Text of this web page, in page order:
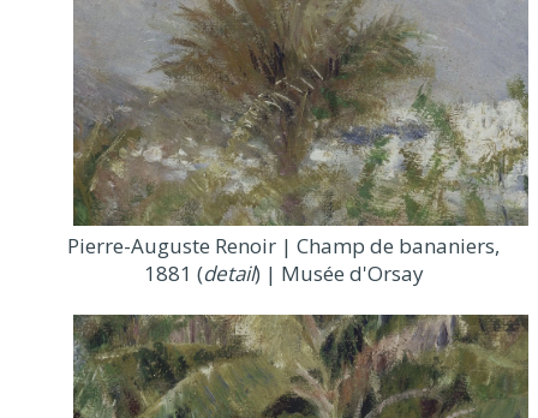
Pierre-Auguste Renoir | Champ de bananiers,
1881 (detail) | Musée d'Orsay